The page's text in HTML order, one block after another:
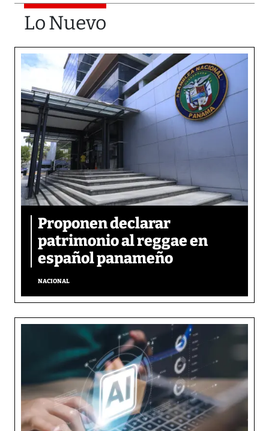
Lo Nuevo
Proponen declarar
patrimonio al reggae en
español panameño
NACIONAL